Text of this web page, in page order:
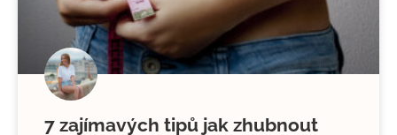
7 zajímavých tipů jak zhubnout